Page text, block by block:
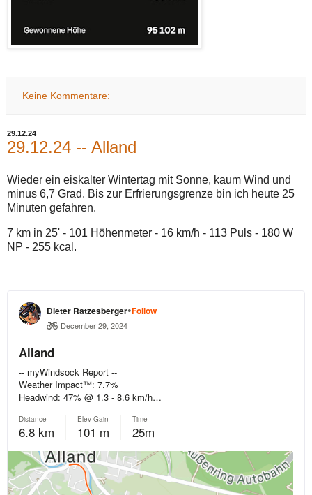
Keine Kommentare:
29.12.24
29.12.24 -- Alland
Wieder ein eiskalter Wintertag mit Sonne, kaum Wind und
minus 6,7 Grad. Bis zur Erfrierungsgrenze bin ich heute 25
Minuten gefahren.
7 km in 25' - 101 Höhenmeter - 16 km/h - 113 Puls - 180 W
NP - 255 kcal.